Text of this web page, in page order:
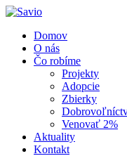
Domov
O nás
Čo robíme
Projekty
Adopcie
Zbierky
Venovať 2%
Aktuality
Kontakt